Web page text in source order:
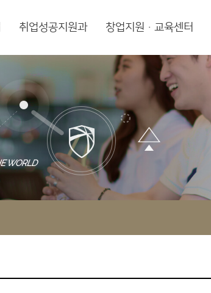
취업성공지원과 창업지원·교육센터